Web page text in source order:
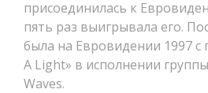
присоединилась к
пять раз выигрывала его.
была на Евровидении 1997 с
A Light» в исполнении
Waves.